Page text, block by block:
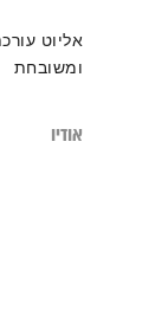
אליוט
ומשובחת
אודיו